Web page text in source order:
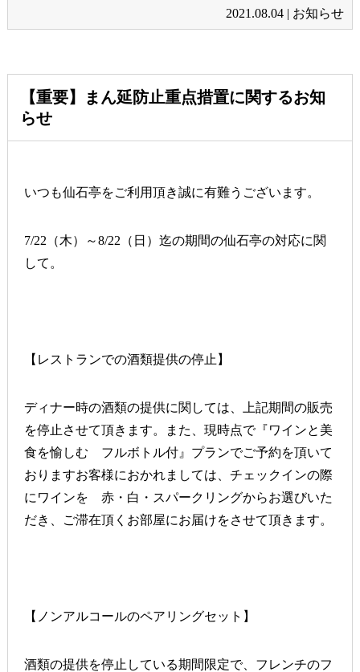
2021.08.04 | お知らせ
【重要】まん延防止重点措置に関するお知
らせ
いつも仙石亭をご利用頂き誠に有難うございます。
7/22（木）～8/22（日）迄の期間の仙石亭の対応に関
して。
【レストランでの酒類提供の停止】
ディナー時の酒類の提供に関しては、上記期間の販売
を停止させて頂きます。また、現時点で『ワインと美
食を愉しむ フルボトル付』プランでご予約を頂いて
おりますお客様におかれましては、チェックインの際
にワインを 赤・白・スパークリングからお選びいた
だき、ご滞在頂くお部屋にお届けをさせて頂きます。
【ノンアルコールのペアリングセット】
酒類の提供を停止している期間限定で、フレンチのフ